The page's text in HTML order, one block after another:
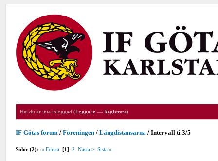
Hej du är inte inloggad (Logga in —Registrera)
IF Götas forum /Föreningen /Långdistansarna /Intervall ti 3/5
Sidor (2): « Första [1] 2 Nästa > Sista »